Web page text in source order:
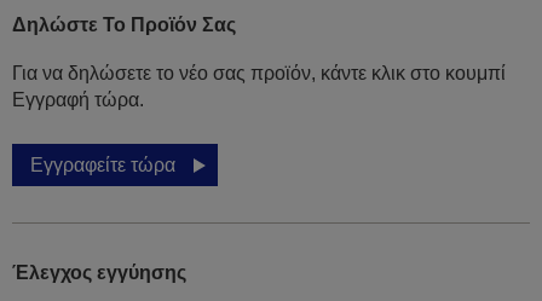
Δηλώστε Το Προϊόν Σας
Για να δηλώσετε το νέο σας προϊόν, κάντε κλικ στο κουμπί
Εγγραφή τώρα.
Εγγραφείτε τώρα
Έλεγχος εγγύησης